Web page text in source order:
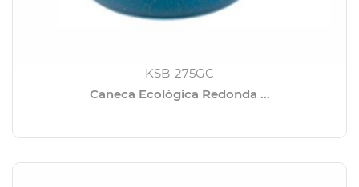
KSB-275GC
Caneca Ecológica Redonda ...